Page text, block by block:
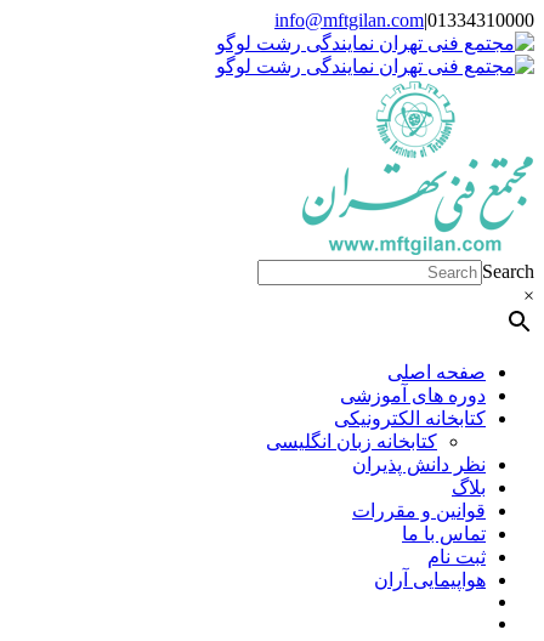
Skip
to
content
01334310000
|
info@mftgilan.com
Instagram
LinkedIn
Search
×
صفحه اصلی
دوره های آموزشی
کتابخانه الکترونیکی
کتابخانه زبان انگلیسی
نظر دانش پذیران
بلاگ
قوانین و مقررات
تماس با ما
ثبت نام
هواپیمایی آران